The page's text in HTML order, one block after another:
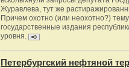
Журавлева, тут же
Причем охотно (или неохотно?)
государственные издания
уровня.
Петербургский нефтяной